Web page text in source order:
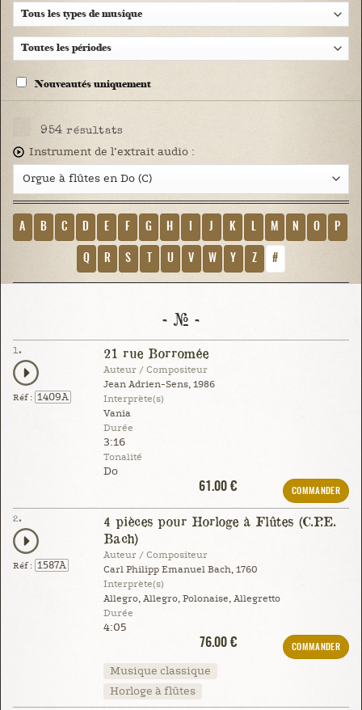
Nouveautés uniquement
954 résultats
Instrument de l’extrait audio :
A B C D E F G H J K M N O P
Q R S U V W Y Z #
- # -
1.
Réf : 1409A
21 rue Borromée
Auteur / Compositeur
Jean Adrien-Sens, 1986
Interprète(s)
Vania
Durée
3:16
Tonalité
Do
61.00 €
COMMANDER
2.
Réf : 1587A
4 pièces pour Horloge à Flûtes (C.P.E.
Bach)
Auteur / Compositeur
Carl Philipp Emanuel Bach, 1760
Interprète(s)
Allegro, Allegro, Polonaise, Allegretto
Durée
4:05
76.00 €
COMMANDER
Musique classique
Horloge à flûtes